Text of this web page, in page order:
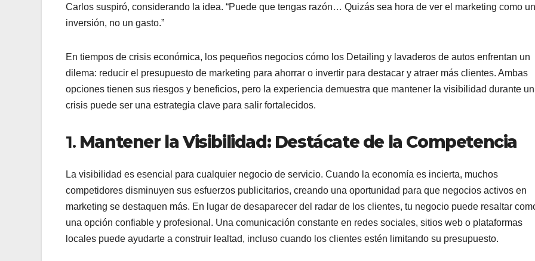
Carlos suspiró, considerando la idea. “Puede que tengas razón… Quizás sea hora de ver el marketing como
inversión, no un gasto.”
En tiempos de crisis económica, los pequeños negocios cómo los Detailing y lavaderos de autos enfrentan un
dilema: reducir el presupuesto de marketing para ahorrar o invertir para destacar y atraer más clientes. Ambas
opciones tienen sus riesgos y beneficios, pero la experiencia demuestra que mantener la visibilidad durante
crisis puede ser una estrategia clave para salir fortalecidos.
1. Mantener la Visibilidad: Destácate de la Competencia
La visibilidad es esencial para cualquier negocio de servicio. Cuando la economía es incierta, muchos
competidores disminuyen sus esfuerzos publicitarios, creando una oportunidad para que negocios activos en
marketing se destaquen más. En lugar de desaparecer del radar de los clientes, tu negocio puede resaltar
una opción confiable y profesional. Una comunicación constante en redes sociales, sitios web o plataformas
locales puede ayudarte a construir lealtad, incluso cuando los clientes estén limitando su presupuesto.